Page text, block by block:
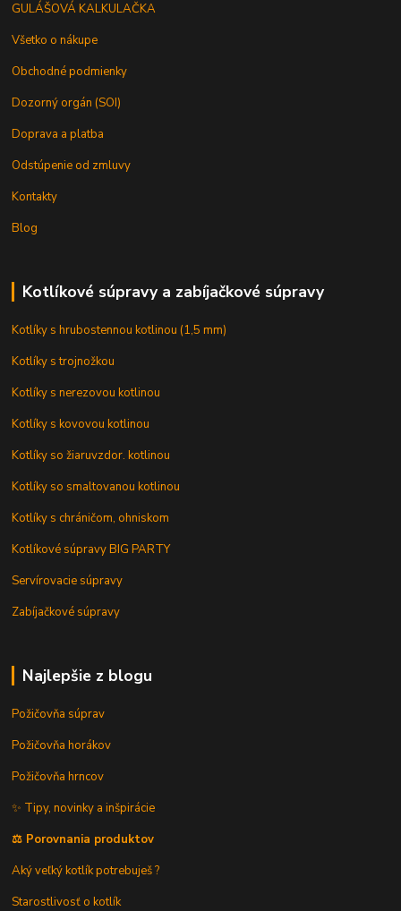
GULÁŠOVÁ KALKULAČKA
Všetko o nákupe
Obchodné podmienky
Dozorný orgán (SOI)
Doprava a platba
Odstúpenie od zmluvy
Kontakty
Blog
Kotlíkové súpravy a zabíjačkové súpravy
Kotlíky s hrubostennou kotlinou (1,5 mm)
Kotlíky s trojnožkou
Kotlíky s nerezovou kotlinou
Kotlíky s kovovou kotlinou
Kotlíky so žiaruvzdor. kotlinou
Kotlíky so smaltovanou kotlinou
Kotlíky s chráničom, ohniskom
Kotlíkové súpravy BIG PARTY
Servírovacie súpravy
Zabíjačkové súpravy
Najlepšie z blogu
Požičovňa súprav
Požičovňa horákov
Požičovňa hrncov
✨ Tipy, novinky a inšpirácie
⚖️ Porovnania produktov
Aký veľký kotlík potrebuješ ?
Starostlivosť o kotlík